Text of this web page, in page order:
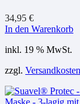
34,95 €
In den Warenkorb
inkl. 19 % MwSt.
zzgl. Versandkosten